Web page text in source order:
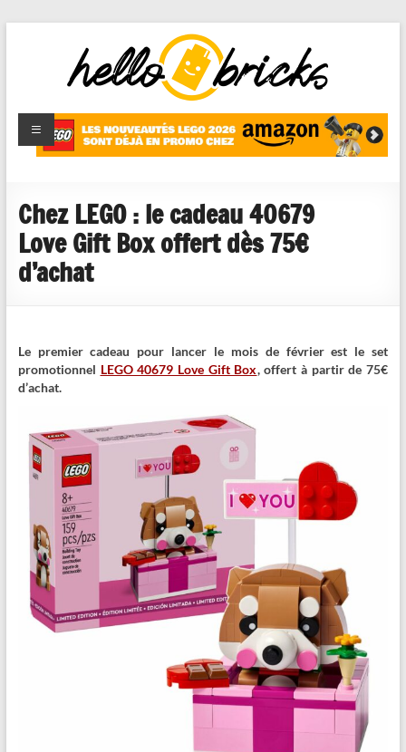
HelloBricks
Blog LEGO,
nouveaut�s
reviews
Chez LEGO : le cadeau 40679
Love Gift Box offert dès 75€
d’achat
Le premier cadeau pour lancer le mois de février est le set
promotionnel LEGO 40679 Love Gift Box, offert à partir de 75€
d’achat.